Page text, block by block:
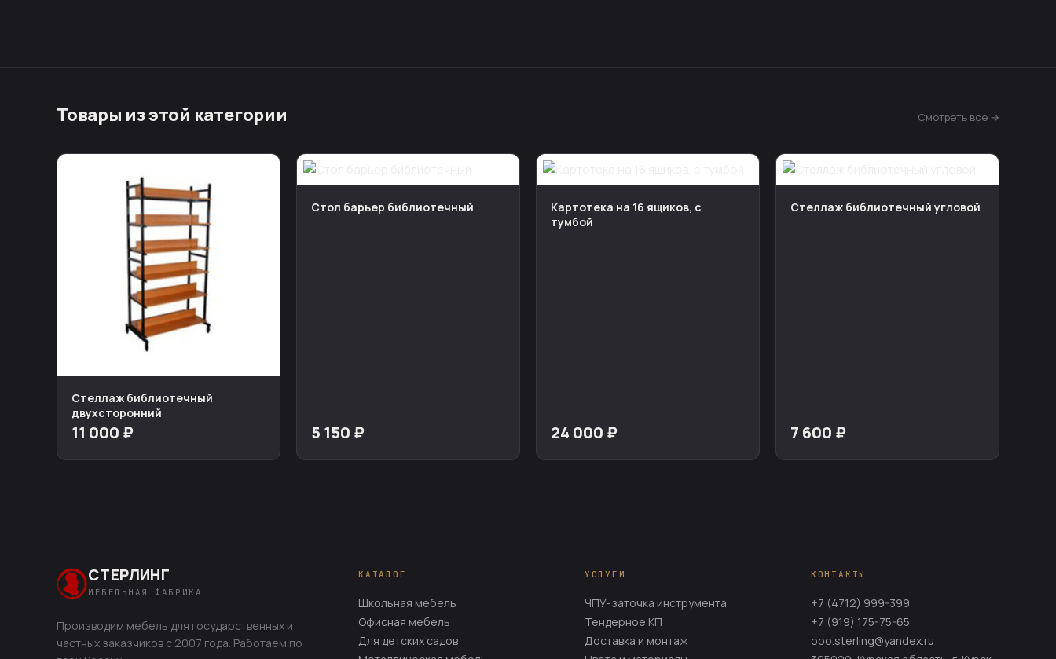
Товары из этой категории Смотреть все →
Стеллаж библиотечный
двухсторонний
11 000 ₽
Стол барьер библиотечный
5 150 ₽
Картотека на 16 ящиков, с
тумбой
24 000 ₽
Стеллаж библиотечный угловой
7 600 ₽
СТЕРЛИНГ
МЕБЕЛЬНАЯ ФАБРИКА
Производим мебель для государственных и
частных заказчиков с 2007 года. Работаем по
КАТАЛОГ
Школьная мебель
Офисная мебель
Для детских садов
УСЛУГИ
ЧПУ-заточка инструмента
Тендерное КП
Доставка и монтаж
КОНТАКТЫ
+7 (4712) 999-399
+7 (919) 175-75-65
ooo.sterling@yandex.ru